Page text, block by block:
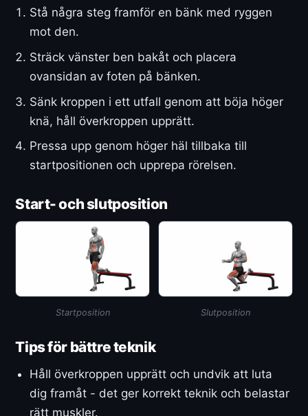
Stå några steg framför en bänk med ryggen
mot den.
Sträck vänster ben bakåt och placera
ovansidan av foten på bänken.
Sänk kroppen i ett utfall genom att böja höger
knä, håll överkroppen upprätt.
Pressa upp genom höger häl tillbaka till
startpositionen och upprepa rörelsen.
Start- och slutposition
Startposition Slutposition
Tips för bättre teknik
Håll överkroppen upprätt och undvik att luta
dig framåt - det ger korrekt teknik och belastar
rätt muskler.